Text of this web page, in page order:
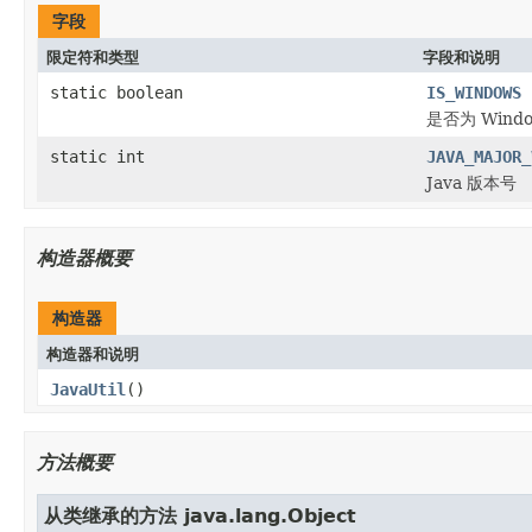
字段
限定符和类型 字段和说明
static boolean
IS_WINDOWS
是否为
static int
Java 版本号
构造器概要
构造器
构造器和说明
JavaUtil ()
方法概要
从类继承的方法 java.lang.Object